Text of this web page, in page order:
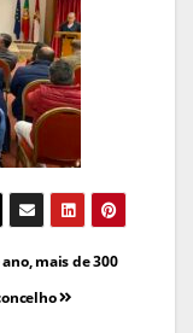
mais de 300